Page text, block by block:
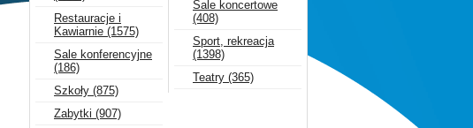
Restauracje i
Kawiarnie (1575)
Sale konferencyjne
(186)
Szkoły (875)
Zabytki (907)
Sale koncertowe
(408)
Sport, rekreacja
(1398)
Teatry (365)